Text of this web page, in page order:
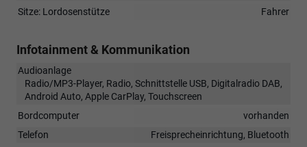
Sitze: Lordosenstütze
Fahrer
Infotainment & Kommunikation
Audioanlage
Radio/MP3-Player, Radio, Schnittstelle USB, Digitalradio DAB,
Android Auto, Apple CarPlay, Touchscreen
Bordcomputer
vorhanden
Telefon
Freisprecheinrichtung, Bluetooth